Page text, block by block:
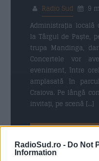
RadioSud.ro - Do Not
Information
Radio Sud
9
Administrația locală
la Târgul de Paște,
trupa Mandinga,
Concertele vor
eveniment, între
amplasată în
Craiova. Pe lângă
invitați, pe scenă […]
Citeste mai mult